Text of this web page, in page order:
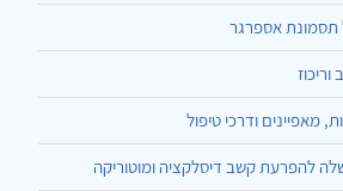
תסמונת אספרגר
מאפיינים ודרכי טיפול
להפרעת קשב דיסלקציה ומוטוריקה